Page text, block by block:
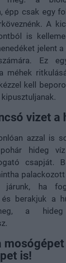
épp csak egy
A
is
jelent
Ez
méhek
kell
vizet a
azzal is
hideg
csapját.
járunk, ha
berakjuk a
a
mosógépet
is!